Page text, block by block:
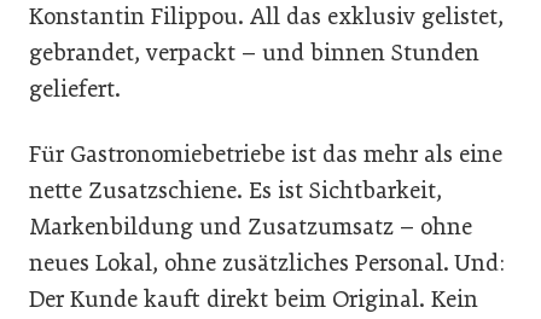
Konstantin Filippou. All das exklusiv gelistet,
gebrandet, verpackt – und binnen Stunden
geliefert.
Für Gastronomiebetriebe ist das mehr als eine
nette Zusatzschiene. Es ist Sichtbarkeit,
Markenbildung und Zusatzumsatz – ohne
neues Lokal, ohne zusätzliches Personal. Und:
Der Kunde kauft direkt beim Original. Kein